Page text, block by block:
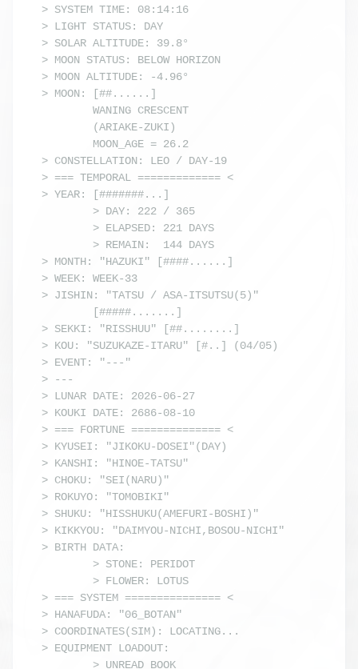
> SYSTEM TIME: 08:14:16
> LIGHT STATUS: DAY
> SOLAR ALTITUDE: 39.8°
> MOON STATUS: BELOW HORIZON
> MOON ALTITUDE: -4.96°
> MOON: [##......]
> CONSTELLATION: LEO / DAY-19
> === TEMPORAL ============= <
> YEAR: [#######...]
> MONTH: "HAZUKI" [####......]
> WEEK: WEEK-33
> JISHIN: "TATSU / ASA-ITSUTSU(5)"
> SEKKI: "RISSHUU" [##........]
> KOU: "SUZUKAZE-ITARU" [#..] (04/05)
> EVENT: "---"
> ---
> LUNAR DATE: 2026-06-27
> KOUKI DATE: 2686-08-10
> === FORTUNE ============== <
> KYUSEI: "JIKOKU-DOSEI"(DAY)
> KANSHI: "HINOE-TATSU"
> CHOKU: "SEI(NARU)"
> ROKUYO: "TOMOBIKI"
> SHUKU: "HISSHUKU(AMEFURI-BOSHI)"
> KIKKYOU: "DAIMYOU-NICHI,BOSOU-NICHI"
> BIRTH DATA:
> === SYSTEM =============== <
> HANAFUDA: "06_BOTAN"
> COORDINATES(SIM): LOCATING...
> EQUIPMENT LOADOUT: